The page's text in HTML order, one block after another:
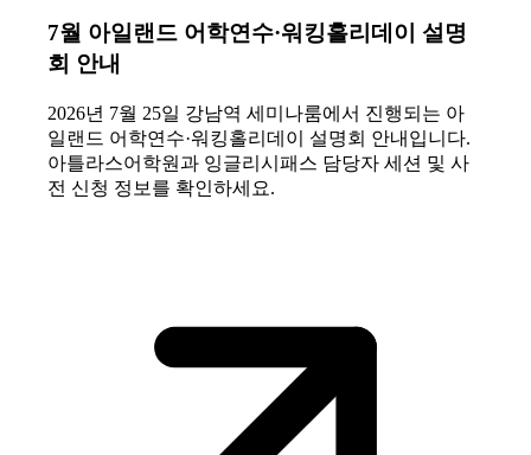
7월 아일랜드 어학연수·워킹홀리데이 설명
회 안내
2026년 7월 25일 강남역 세미나룸에서 진행되는 아
일랜드 어학연수·워킹홀리데이 설명회 안내입니다.
아틀라스어학원과 잉글리시패스 담당자 세션 및 사
전 신청 정보를 확인하세요.